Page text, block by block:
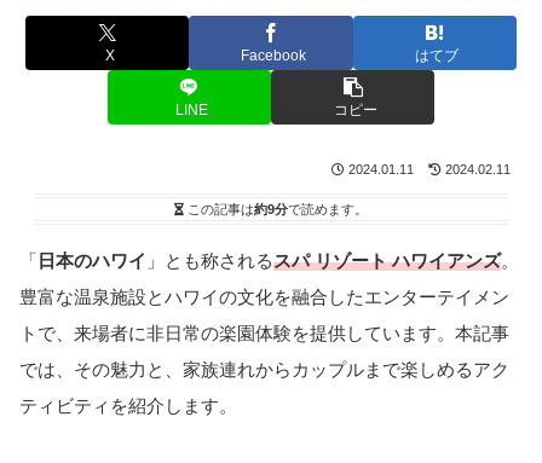
X Facebook はてブ
LINE コピー
2024.01.11 2024.02.11
この記事は約9分で読めます。
「 日本のハワイ 」とも称されるスパ リゾート ハワイアンズ。
豊富な温泉施設とハワイの文化を融合したエンターテイメン
トで、来場者に非日常の楽園体験を提供しています。本記事
では、その魅力と、家族連れからカップルまで楽しめるアク
ティビティを紹介します。